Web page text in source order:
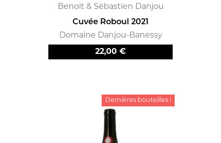
Benoit & Sébastien Danjou
Cuvée Roboul 2021
Domaine Danjou-Banessy
Prix
22,00 €
Dernières bouteilles !